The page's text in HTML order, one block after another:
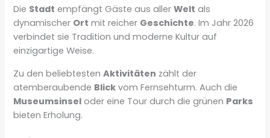
Die Stadt empfängt Gäste aus allerWelt als
dynamischer Ort mit reicher Geschichte. Im Jahr 2026
verbindet sie Tradition und moderne Kultur auf
einzigartige Weise.
Zu den beliebtestenAktivitäten zählt der
atemberaubende Blick vom Fernsehturm. Auch die
Museumsinsel oder eine Tour durch die grünen Parks
bieten Erholung.